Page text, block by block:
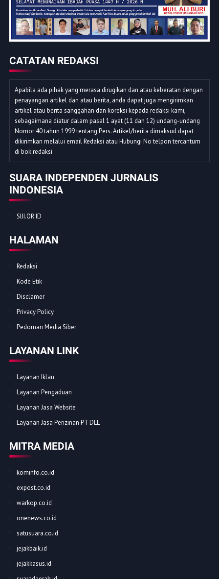
CATATAN REDAKSI
Apabila ada pihak yang merasa dirugikan dan atau keberatan dengan
penayangan artikel dan atau berita, anda dapat juga mengirimkan
artikel atau berita sanggahan dan koreksi kepada redaksi kami,
sebagaimana diatur dalam pasal 1 ayat (11 dan 12) undang-undang
Nomor 40 tahun 1999 tentang Pers. Artikel/berita dimaksud dapat
dikirimkan melalui email Redaksi atau Hubungi No telpon tercantum
di bok redaksi
SUARA INDEPENDEN JURNALIS
INDONESIA
SIJI.OR.ID
HALAMAN
Redaksi
Kode Etik
Disclamer
Privacy Policy
Pedoman Media Siber
LAYANAN LINK
Layanan Iklan
Layanan Pengaduan
Layanan Jasa Website
Layanan Jasa Perizinan PT DLL
MITRA MEDIA
kominfo.co.id
expost.co.id
warkop.co.id
onenews.co.id
satusuara.co.id
jejakbaik.id
jejakkasus.id